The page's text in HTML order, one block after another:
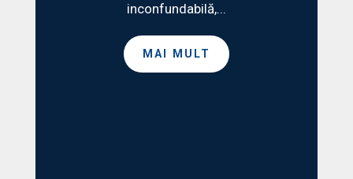
inconfundabilă,...
MAI MULT